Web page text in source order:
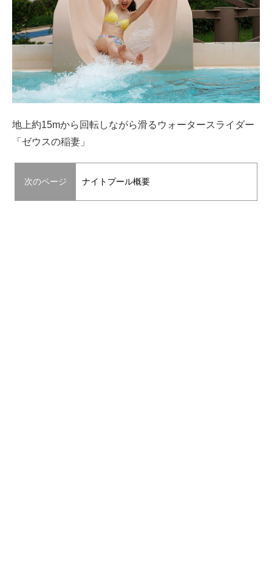
地上約15mから回転しながら滑るウォータースライダー
「ゼウスの稲妻」
次のページ ナイトプール概要